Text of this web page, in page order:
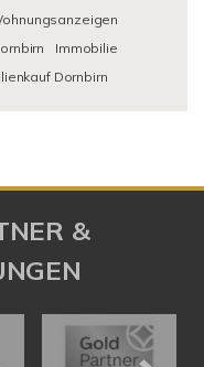
Immobilie
Dornbirn
&